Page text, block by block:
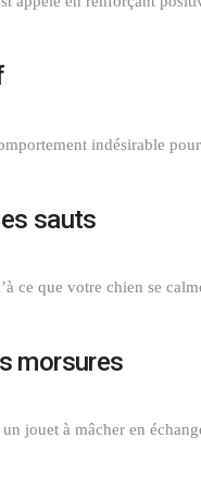
indésirable
sauts
ce que votre chien se
morsures
jouet à mâcher en